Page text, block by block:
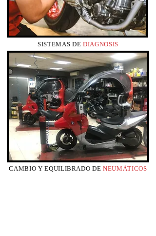
SISTEMAS DE DIAGNOSIS
CAMBIO Y EQUILIBRADO DENEUMÁTICOS